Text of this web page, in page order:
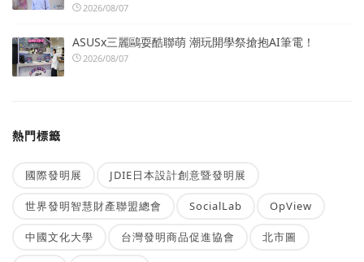
2026/08/07
ASUSx三麗鷗耍酷聯萌 潮玩開學祭搶抱AI筆電！
2026/08/07
熱門標籤
國際發明展 JDIE日本設計創意暨發明展
世界發明智慧財產聯盟總會 SocialLab OpView
中國文化大學 台灣發明商品促進協會 北市圖